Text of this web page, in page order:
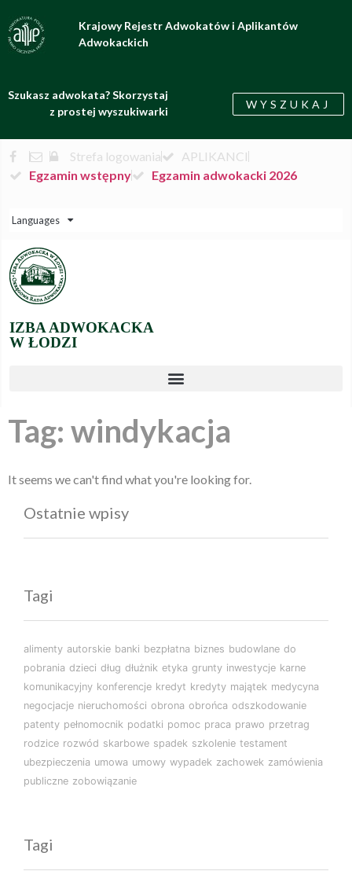
Krajowy Rejestr Adwokatów i Aplikantów
Adwokackich
Szukasz adwokata? Skorzystaj
z prostej wyszukiwarki
WYSZUKAJ
Strefa logowania
APLIKANCI
Egzamin wstępny
Egzamin adwokacki 2026
Languages
IZBA ADWOKACKA
W ŁODZI
Tag: windykacja
It seems we can't find what you're looking for.
Ostatnie wpisy
Tagi
alimenty autorskie banki bezpłatna biznes budowlane do
pobrania dzieci dług dłużnik etyka grunty inwestycje karne
komunikacyjny konferencje kredyt kredyty majątek medycyna
negocjacje nieruchomości obrona obrońca odszkodowanie
patenty pełnomocnik podatki pomoc praca prawo przetrag
rodzice rozwód skarbowe spadek szkolenie testament
ubezpieczenia umowa umowy wypadek zachowek zamówienia
publiczne zobowiązanie
Tagi